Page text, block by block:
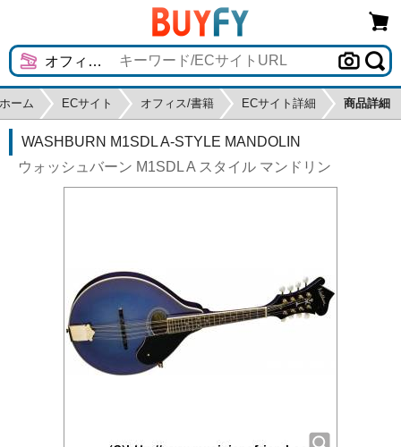
ホーム ECサイト オフィス/書籍 ECサイト詳細 商品詳細
WASHBURN M1SDL A-STYLE MANDOLIN
ウォッシュバーン M1SDL A スタイル マンドリン